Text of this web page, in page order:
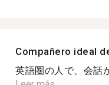
Compañero ideal
英語圏の人で、会話